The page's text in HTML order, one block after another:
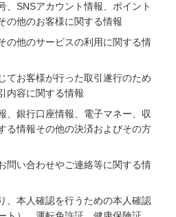
、SNSアカウント情報、ポイント
の他のお客様に関する情報
の他のサービスの利用に関する情
てお客様が行った取引遂行のため
内容に関する情報
、銀行口座情報、電子マネー、収
る情報その他の決済およびその方
問い合わせやご連絡等に関する情
、本人確認を行うための本人確認